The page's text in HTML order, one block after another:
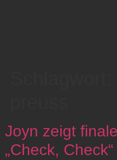
Joyn zeigt
„Check,